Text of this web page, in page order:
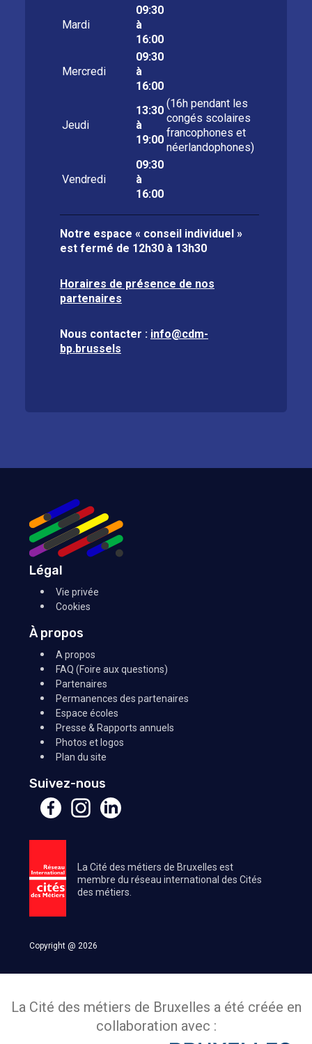
Mardi
09:30
à
16:00
Mercredi
09:30
à
16:00
Jeudi
13:30
à
19:00
(16h pendant les
congés scolaires
francophones et
néerlandophones)
Vendredi
09:30
à
16:00
Notre espace « conseil individuel »
est fermé de 12h30 à 13h30
Horaires de présence de nos
partenaires
Nous contacter : info@cdm-
bp.brussels
Légal
Vie privée
Cookies
À propos
A propos
FAQ (Foire aux questions)
Partenaires
Permanences des partenaires
Espace écoles
Presse & Rapports annuels
Photos et logos
Plan du site
Suivez-nous
La Cité des métiers de Bruxelles est
membre du réseau international des Cités
des métiers.
Copyright @ 2026
La Cité des métiers de Bruxelles a été créée en
collaboration avec :